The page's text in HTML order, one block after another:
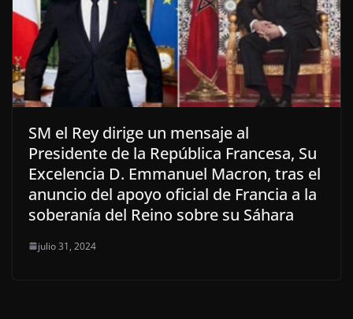
SM el Rey dirige un mensaje al
Presidente de la República Francesa, Su
Excelencia D. Emmanuel Macron, tras el
anuncio del apoyo oficial de Francia a la
soberanía del Reino sobre su Sáhara
julio 31, 2024